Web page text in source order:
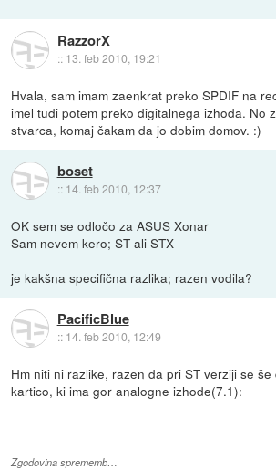
RazzorX
:: 13. feb 2010, 19:21
Hvala, sam imam zaenkrat preko SPDIF na
imel tudi potem preko digitalnega izhoda. No
stvarca, komaj čakam da jo dobim domov. :)
boset
:: 14. feb 2010, 12:37
OK sem se odločo za ASUS Xonar
Sam nevem kero; ST ali STX
je kakšna specifična razlika; razen vodila?
PacificBlue
:: 14. feb 2010, 12:49
Hm niti ni razlike, razen da pri ST verziji se
kartico, ki ima gor analogne izhode(7.1):
Zgodovina sprememb…